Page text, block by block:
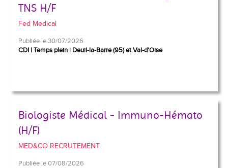
TNS H/F
Fed Medical
Publiée le 30/07/2026
CDI Temps plein Deuil-la-Barre (95) et Val-d'Oise
Biologiste Médical - Immuno-Hémato
(H/F)
MED&CO RECRUTEMENT
Publiée le 07/08/2026